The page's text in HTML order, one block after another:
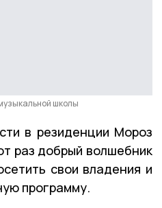
школы
в резиденции Мороз
раз добрый волшебник
свои владения и
программу.